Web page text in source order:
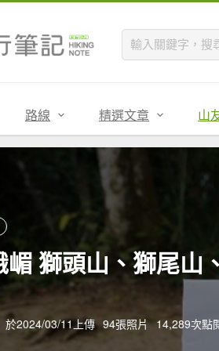
路線 精選文章 山
嵋 獅頭山、獅尾山
於2024/03/11上傳 94張照片 14,289次點